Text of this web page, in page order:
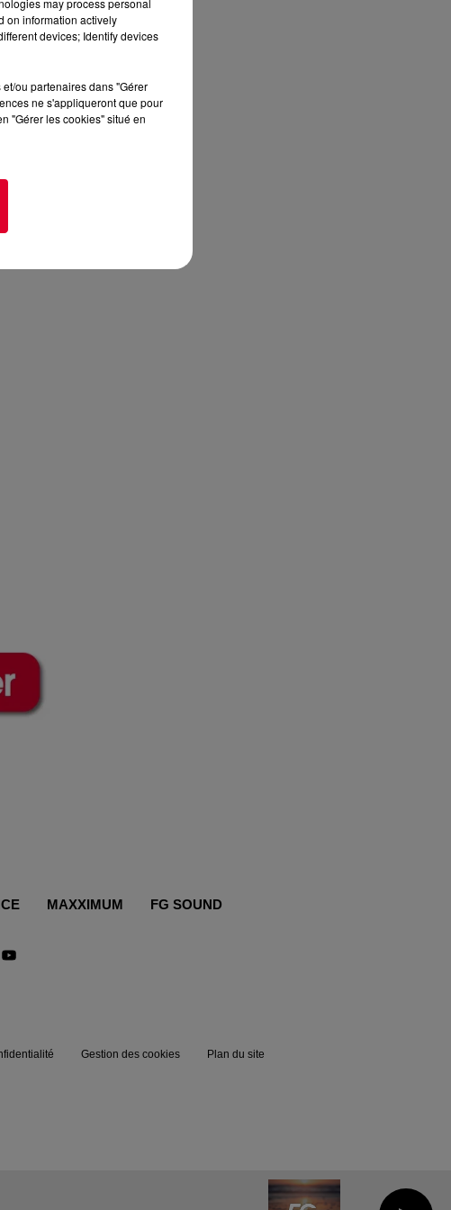
MAXXIMUM FG SOUND
Gestion des cookies Plan du site
may process personal
on information actively
devices; Identify devices
ou partenaires dans "Gérer
ne s'appliqueront que pour
"Gérer les cookies" situé en